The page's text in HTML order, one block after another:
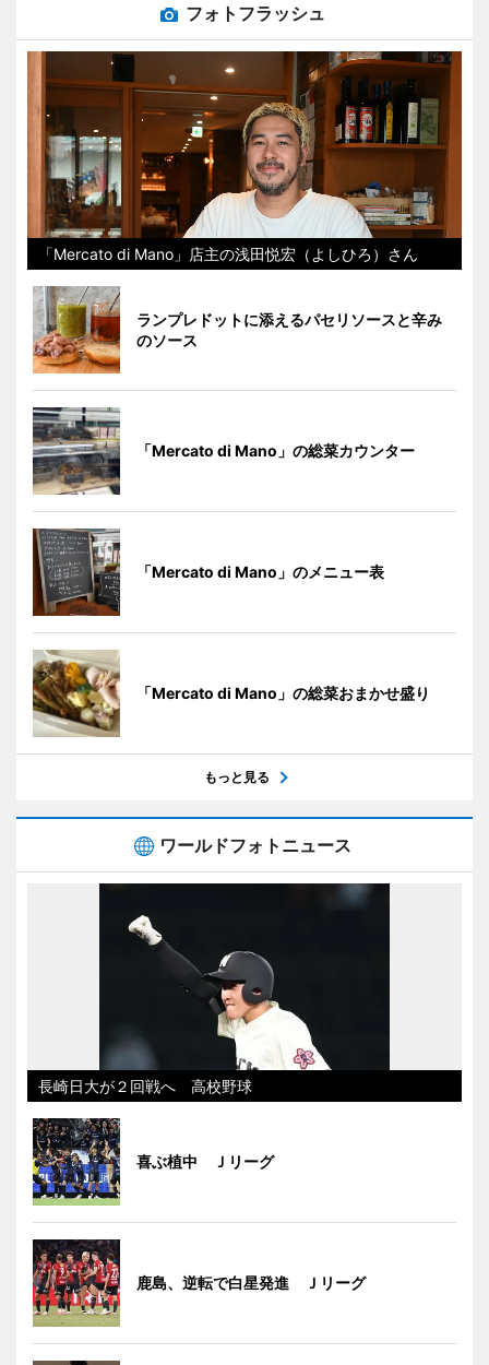
フォトフラッシュ
「Mercato di Mano」店主の浅田悦宏（よしひろ）さん
ランプレドットに添えるパセリソースと辛み
のソース
「Mercato di Mano」の総菜カウンター
「Mercato di Mano」のメニュー表
「Mercato di Mano」の総菜おまかせ盛り
もっと見る
ワールドフォトニュース
長崎日大が２回戦へ 高校野球
喜ぶ植中 Ｊリーグ
鹿島、逆転で白星発進 Ｊリーグ